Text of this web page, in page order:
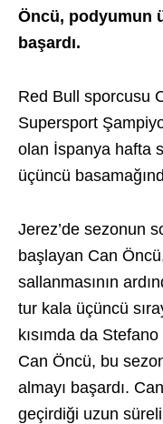
Öncü, podyumun
başardı.
Red Bull sporcusu
Supersport
olan İspanya hafta
üçüncü
Jerez’de sezonun
başlayan Can Öncü,
sallanmasının
tur kala üçüncü
kısımda da
Can Öncü, bu
almayı başardı.
geçirdiği uzun süreli